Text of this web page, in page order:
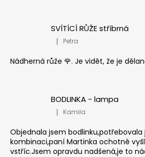
SVÍTÍCÍ RŮŽE stříbrná
Hodnocení produktu je 5 z
| Petra
Nádherná růže 🌹. Je vidět, že je
BODLINKA - lampa
Hodnocení produktu je 5 z
| Kamila
Objednala jsem
kombinaci,paní Martinka ochotně
vstříc.Jsem opravdu nadšená,je to